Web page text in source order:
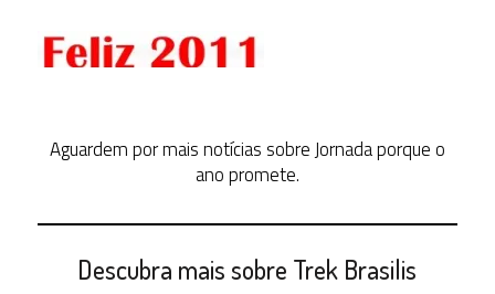
Aguardem por mais notícias sobre Jornada porque o
ano promete.
Descubra mais sobre Trek Brasilis